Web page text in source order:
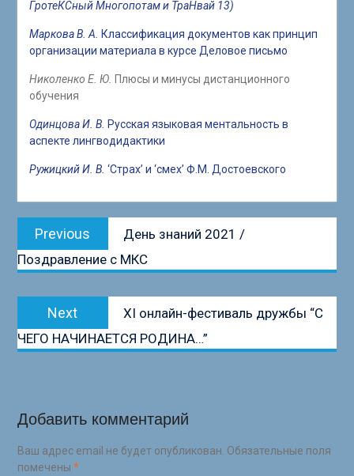
ГротеКСный Многопотам и ТраНвай 13)
Маркова В. А.
Классификация документов как принцип
организации материала в курсе Деловое письмо
Николенко Е. Ю. Плюсы и минусы дистанционного
обучения
Одинцова И. В. Русская языковая ментальность в
аспекте лингводидактики
Ружицкий И. В. ‘Страх’ и ‘смех’ Ф.М. Достоевского
Навигация
записям
Previous
post:
День знаний 2021 /
Поздравление с МКС
Next
post:
XI онлайн-фестиваль дружбы “С
ЧЕГО НАЧИНАЕТСЯ РОДИНА…”
Добавить комментарий
Ваш адрес email не будет опубликован. Обязательные поля
помечены *